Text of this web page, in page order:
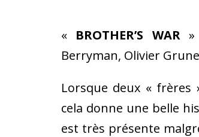
« BROTHER’S WAR»
Berryman, Olivier
Lorsque deux «
cela donne une belle
est très présente